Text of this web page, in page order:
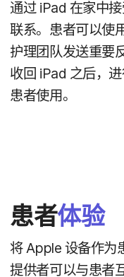
通过iPad 在​家​中​
联系。​患者​可以​使
护理团队​发送​重要​
收回 iPad 之后，​
患者​使用。
患者体验
将Apple 设备​作为​
提供者​可以​与​患者​